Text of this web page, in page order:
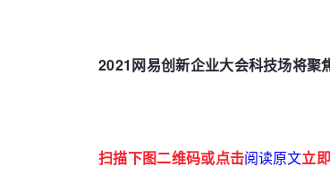
2021网易创新企业大会科技场将聚
扫描下图二维码或点击阅读原文立